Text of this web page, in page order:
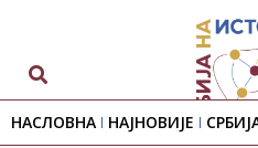
НАСЛОВНА НАЈНОВИЈЕ